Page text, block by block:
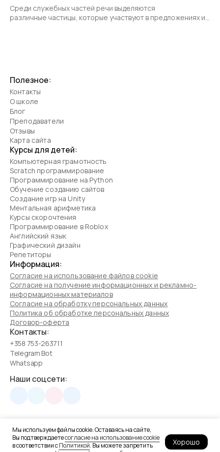
Среди служебных частей речи выделяются
различные частицы, которые участвуют в предложениях и
Полезное:
Контакты
О школе
Блог
Преподаватели
Отзывы
Карта сайта
Курсы для детей:
Компьютерная грамотность
Scratch программирование
Программирование на Python
Обучение созданию сайтов
Создание игр на Unity
Ментальная арифметика
Курсы скорочтения
Программирование в Roblox
Английский язык
Графический дизайн
Репетиторы
Информация:
Согласие на использование файлов cookie
Согласие на получение информационных и рекламно-
информационных материалов
Согласие на обработку персональных данных
Политика об обработке персональных данных
Договор-оферта
Контакты:
+358 753-263711
Telegram Bot
Whatsapp
Наши соцсети:
Школа программирования для детей
HELLO STEM PTE. LTD. 68 Circular Road, #02-01, 049422,
Singapore
Мы используем файлы cookie. Оставаясь на сайте,
Вы подтверждаетесогласие на использование cookie
в соответствии сПолитикой. Вы можете запретить
Хорошо